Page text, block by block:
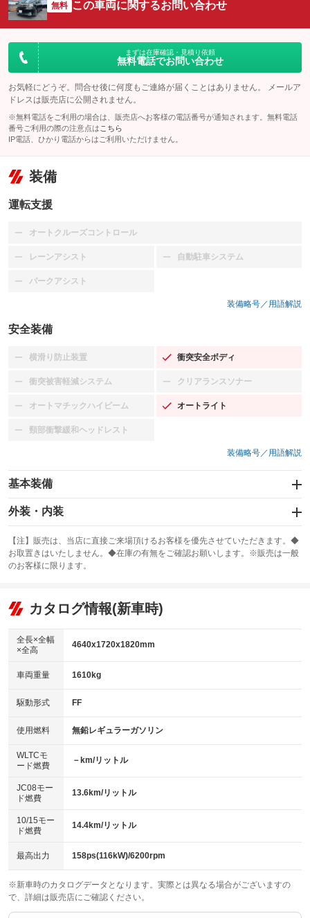
無料 この車両に関するお問い合わせ
まずは在庫確認・見積り依頼
無料電話でお問い合わせ
お気軽にどうぞ。問合せ後に何度もご連絡が届くことはありません。 メールア
ドレスは販売店に公開されません。
※無料電話をご利用の場合は、販売店へお客様の電話番号が通知されます。無料電話
番号ご利用の際の注意点は こちら
IP電話、ひかり電話からはご利用いただけません。
装備
運転支援
オートクルーズコントロール
：装備なし
レーンアシスト
：装備なし 自動駐車システム
：装備なし
パークアシスト
：装備なし
装備略号／用語解説
安全装備
横滑り防止装置
：装備なし 衝突安全ボディ
：装備あり
衝突被害軽減システム
：装備なし クリアランスソナー
：装備なし
オートマチックハイビーム
：装備なし オートライト
：装備あり
頸部衝撃緩和ヘッドレスト
：装備なし
装備略号／用語解説
基本装備
エアバッグ：運転席/助手席
：装備あり
：装備あり
サンルーフ
：装備なし ABS
リフトアップ
：装備なし
：装備なし
パワーウィンドウ
アイドリングストップ
：装備なし
USB入力端子
：装備あり
100V電源
：装備なし
センターデフロック
：装備なし
電動格納ミラー
：装備あり
外装・内装
カーナビ：メモリーナビ他
：装備あり
TV：ワンセグ
：装備あり
ビジュアル：-／DVD再生
：装備あり
：装備あり
革シート
キーレス
HID(キセノンライト)
：装備あり
バックカメラ
：装備あり
エアロ
：装備なし
：装備なし
パワーシート
ベンチシート
：装備なし
チップアップシート
：装備なし
：装備なし ：装備なし
ウォークスルー
：装備あり
【注】販売は、当店に直接ご来場頂けるお客様を優先させていただきます。◆
お取置きはいたしません。◆在庫の有無をご確認お願いします。※販売は一般
のお客様に限ります。
カタログ情報(新車時)
全長×全幅
×全高
4640x1720x1820mm
車両重量 1610kg
駆動形式 FF
使用燃料 無鉛レギュラーガソリン
WLTCモ
ード燃費
－km/リットル
JC08モー
ド燃費
13.6km/リットル
10/15モー
ド燃費
14.4km/リットル
最高出力 158ps(116kW)/6200rpm
※新車時のカタログデータとなります。実際とは異なる場合がございますの
で、詳細は販売店にご確認ください。